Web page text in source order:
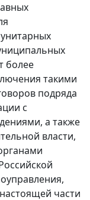
более
такими
подряда
с
а также
власти,
настоящей части